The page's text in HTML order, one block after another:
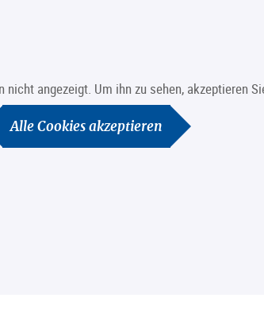
angezeigt. Um ihn zu sehen, akzeptieren
Alle Cookies akzeptieren